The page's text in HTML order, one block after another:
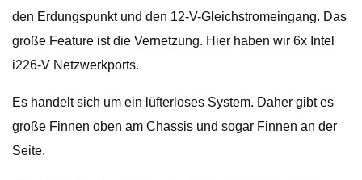
den Erdungspunkt und den 12-V-Gleichstromeingang. Das
große Feature ist die Vernetzung. Hier haben wir 6x Intel
i226-V Netzwerkports.
Es handelt sich um ein lüfterloses System. Daher gibt es
große Finnen oben am Chassis und sogar Finnen an der
Seite.